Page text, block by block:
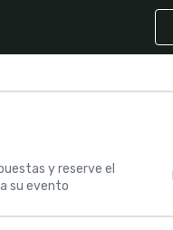
y reserve el
su evento